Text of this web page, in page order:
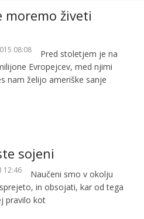
moremo živeti
08:08
Pred stoletjem je na
Evropejcev, med njimi
nam želijo ameriške sanje
sojeni
12:46
Naučeni smo v okolju
in obsojati, kar od tega
pravilo kot